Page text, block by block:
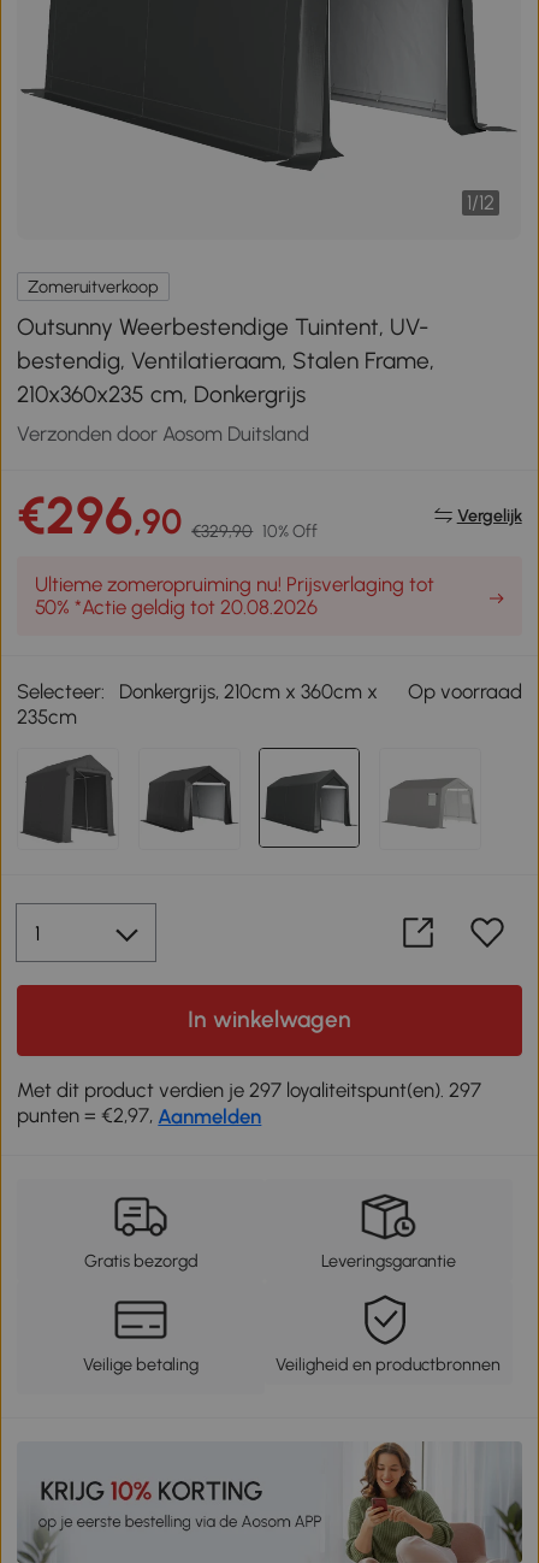
1/12
Zomeruitverkoop
Outsunny Weerbestendige Tuintent, UV-
bestendig, Ventilatieraam, Stalen Frame,
210x360x235 cm, Donkergrijs
Verzonden door Aosom Duitsland
€296,90 €329,90 10% Off
Vergelijk
Ultieme zomeropruiming nu! Prijsverlaging tot
50% *Actie geldig tot 20.08.2026
Selecteer:
Donkergrijs, 210cm x 360cm x
235cm
Op voorraad
In winkelwagen
Met dit product verdien je 297 loyaliteitspunt(en). 297
punten = €2,97, Aanmelden
Gratis bezorgd Leveringsgarantie
Veilige betaling Veiligheid en productbronnen